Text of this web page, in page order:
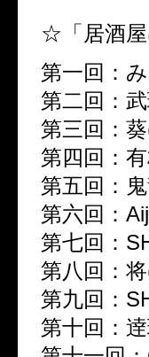
☆「居酒
第一回：
第二回：
第三回：
第四回：
第五回：
第六回：
第七回：
第八回：
第九回：
第十回：